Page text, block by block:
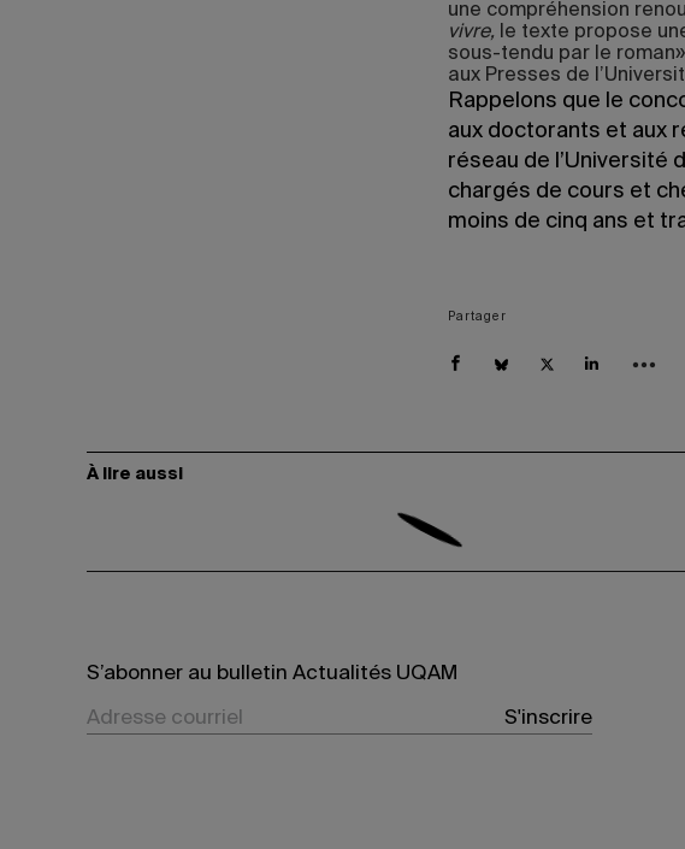
une compréhension
vivre, le texte propose
sous-tendu par le
aux Presses de
Rappelons que le
aux doctorants et aux
réseau de l’Université
chargés de cours et
moins de cinq ans et
Partager
À lire aussi
S’abonner au bulletin Actualités UQAM
S'inscrire